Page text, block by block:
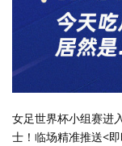
女足世界杯小组赛进
士！临场精准推送<